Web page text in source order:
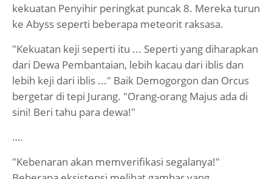
kekuatan Penyihir peringkat puncak 8. Mereka turun
ke Abyss seperti beberapa meteorit raksasa.
"Kekuatan keji seperti itu ... Seperti yang diharapkan
dari Dewa Pembantaian, lebih kacau dari iblis dan
lebih keji dari iblis ..." Baik Demogorgon dan Orcus
bergetar di tepi Jurang. "Orang-orang Majus ada di
sini! Beri tahu para dewa!"
….
"Kebenaran akan memverifikasi segalanya!"